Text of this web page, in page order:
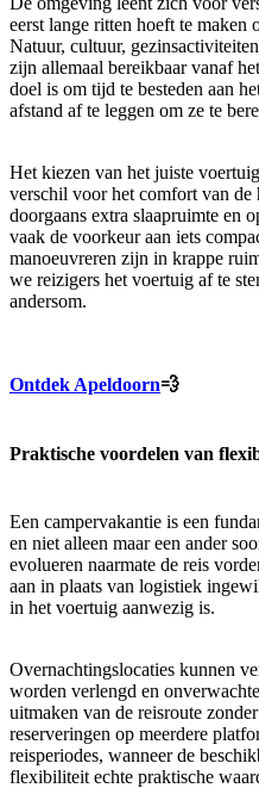
eerst lange ritten hoeft te maken
Natuur, cultuur,
zijn allemaal bereikbaar vanaf
doel is om tijd te besteden aan
afstand af te leggen om ze te
Het kiezen van het juiste
verschil voor het comfort van de
doorgaans extra slaapruimte en
vaak de voorkeur aan iets
manoeuvreren zijn in krappe
we reizigers het voertuig af te
andersom.
Ontdek Apeldoorn💨
Praktische voordelen van
Een campervakantie is een
en niet alleen maar een ander
evolueren naarmate de reis
aan in plaats van logistiek
in het voertuig aanwezig is.
Overnachtingslocaties kunnen
worden verlengd en
uitmaken van de reisroute
reserveringen op meerdere
reisperiodes, wanneer de
flexibiliteit echte praktische